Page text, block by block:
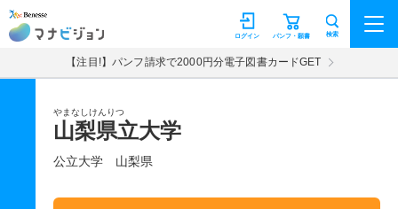
マナビジョン パンフ・願書
ログイン 検索
【注目!】パンフ請求で2000円分電子図書カードGET
やまなしけんりつ
山梨県立大学
公立大学 山梨県